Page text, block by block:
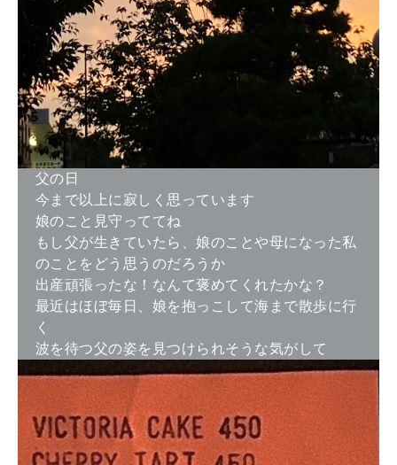
父の日
今まで以上に寂しく思っています
娘のこと見守っててね
もし父が生きていたら、娘のことや母になった私
のことをどう思うのだろうか
出産頑張ったな！なんて褒めてくれたかな？
最近はほぼ毎日、娘を抱っこして海まで散歩に行
く
波を待つ父の姿を見つけられそうな気がして